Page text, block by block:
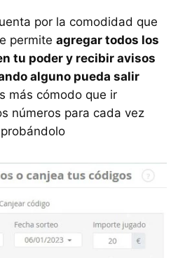
por la comodidad que
permite agregar todos los
tu poder y recibir avisos
alguno pueda salir
más cómodo que ir
números para cada vez